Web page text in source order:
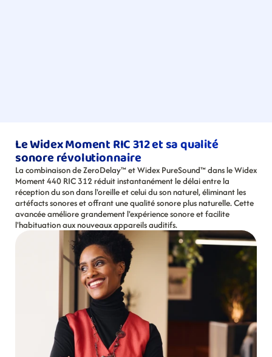
Le Widex Moment RIC 312 et sa qualité
sonore révolutionnaire
La combinaison de ZeroDelay™ et Widex PureSound™ dans le Widex
Moment 440 RIC 312 réduit instantanément le délai entre la
réception du son dans l'oreille et celui du son naturel, éliminant les
artéfacts sonores et offrant une qualité sonore plus naturelle. Cette
avancée améliore grandement l'expérience sonore et facilite
l'habituation aux nouveaux appareils auditifs.